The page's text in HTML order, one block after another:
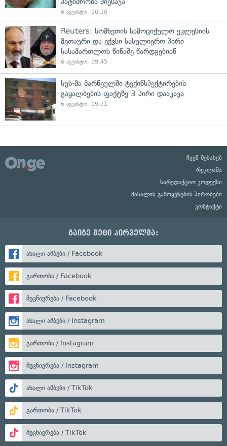
6 აგვისტო, 10:10
Reuters: სომხეთის სამოციქულო ეკლესიის
მეთაური და ექვსი სასულიერო პირი
სასამართლოს წინაშე წარდგებიან
6 აგვისტო, 09:45
სუს-მა მარნეულში ტექინსპექტირების
გაყალბების ფაქტზე 3 პირი დააკავა
6 აგვისტო, 09:21
ჩვენ შესახებ
რეკლამა
სარედაქციო კოდექსი
მასალის გამოყენების პირობები
კონტაქტი
გაიგე მეტი პირველმა:
ახალი ამბები / Facebook
გართობა / Facebook
მეცნიერება / Facebook
ახალი ამბები / Instagram
გართობა / Instagram
მეცნიერება / Instagram
ახალი ამბები / TikTok
გართობა / TikTok
მეცნიერება / TikTok